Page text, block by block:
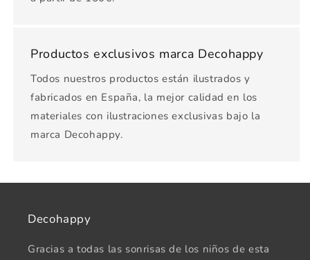
Productos exclusivos marca Decohappy
Todos nuestros productos están ilustrados y
fabricados en España, la mejor calidad en los
materiales con ilustraciones exclusivas bajo la
marca Decohappy.
Decohappy
Gracias a todas las sonrisas de los niños de esta